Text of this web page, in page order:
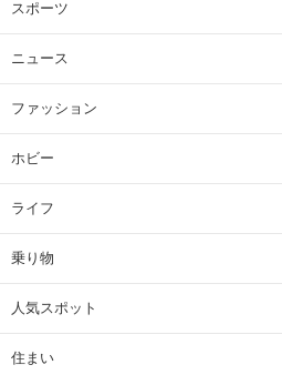
スポーツ
ニュース
ファッション
ホビー
ライフ
乗り物
人気スポット
住まい